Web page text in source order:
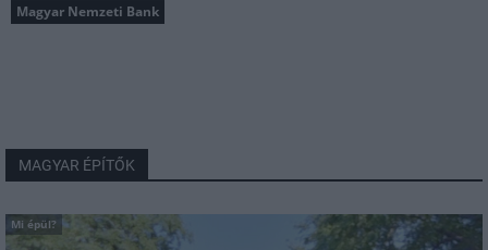
Magyar Nemzeti Bank
MAGYAR ÉPÍTŐK
Mi épül?